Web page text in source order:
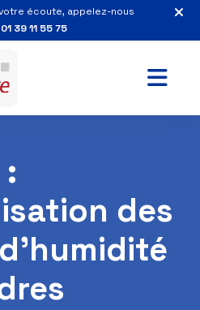
écoute, appelez-nous
39 11 55 75
des